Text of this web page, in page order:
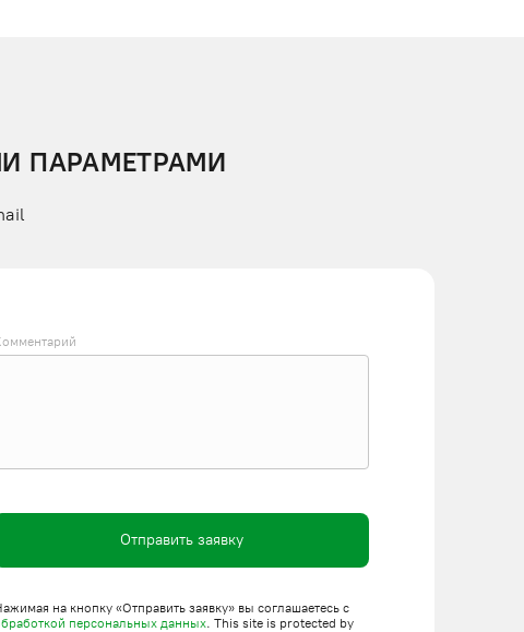
ПАРАМЕТРАМИ
Отправить заявку
на кнопку «Отправить заявку» вы соглашаетесь с
персональных данных. This site is protected by